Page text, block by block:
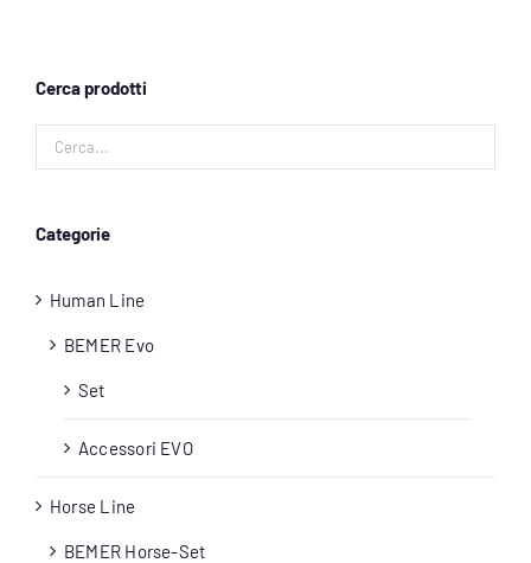
Carrello
Cerca prodotti
Categorie
Human Line
BEMER Evo
Set
Accessori EVO
Horse Line
BEMER Horse-Set